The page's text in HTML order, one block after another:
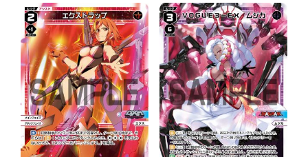
石
LV3
有
LB」
數
量